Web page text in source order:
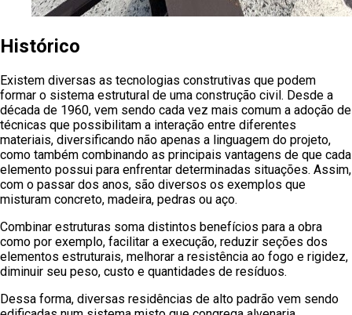
Histórico
Existem diversas as tecnologias construtivas que podem
formar o sistema estrutural de uma construção civil. Desde a
década de 1960, vem sendo cada vez mais comum a adoção de
técnicas que possibilitam a interação entre diferentes
materiais, diversificando não apenas a linguagem do projeto,
como também combinando as principais vantagens de que cada
elemento possui para enfrentar determinadas situações. Assim,
com o passar dos anos, são diversos os exemplos que
misturam concreto, madeira, pedras ou aço.
Combinar estruturas soma distintos benefícios para a obra
como por exemplo, facilitar a execução, reduzir seções dos
elementos estruturais, melhorar a resistência ao fogo e rigidez,
diminuir seu peso, custo e quantidades de resíduos.
Dessa forma, diversas residências de alto padrão vem sendo